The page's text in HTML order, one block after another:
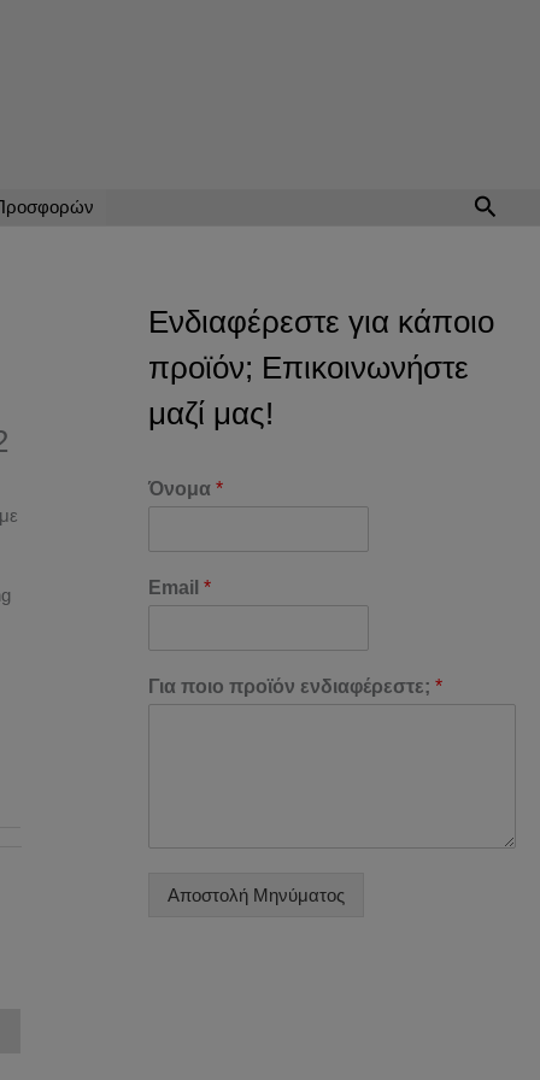
Ενδιαφέρεστε για κάποιο
προϊόν; Επικοινωνήστε
μαζί μας!
Όνομα *
Email *
Για ποιο προϊόν ενδιαφέρεστε; *
Αποστολή Μηνύματος